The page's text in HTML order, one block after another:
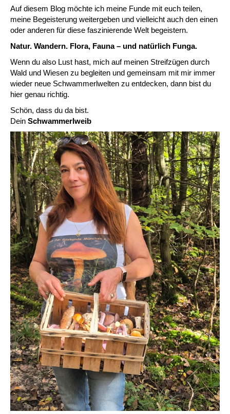
Auf diesem Blog möchte ich meine Funde mit euch teilen,
meine Begeisterung weitergeben und vielleicht auch den einen
oder anderen für diese faszinierende Welt begeistern.
Natur. Wandern. Flora, Fauna – und natürlich Funga.
Wenn du also Lust hast, mich auf meinen Streifzügen durch
Wald und Wiesen zu begleiten und gemeinsam mit mir immer
wieder neue Schwammerlwelten zu entdecken, dann bist du
hier genau richtig.
Schön, dass du da bist.
Dein Schwammerlweib